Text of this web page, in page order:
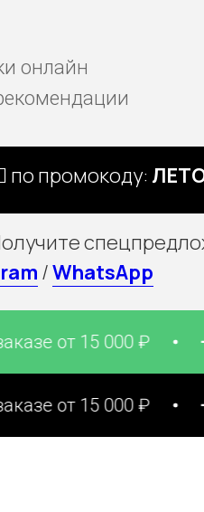
онлайн
по промокоду:
/WhatsApp
15 000 ₽ +10
15 000 ₽ +10